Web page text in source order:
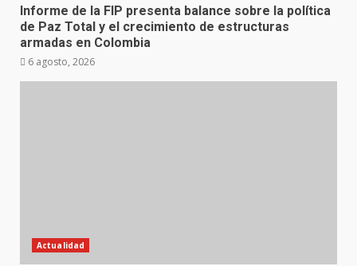
Informe de la FIP presenta balance sobre la política
de Paz Total y el crecimiento de estructuras
armadas en Colombia
6 agosto, 2026
Actualidad